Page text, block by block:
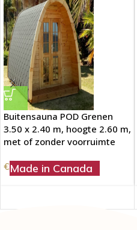
Made in Canada
Buitensauna POD Grenen
3.50 x 2.40 m, hoogte 2.60 m,
met of zonder voorruimte
€8,200.00 Incl. BTW